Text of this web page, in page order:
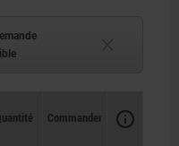
Commander
Commander